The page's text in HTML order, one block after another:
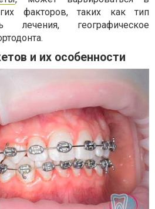
факторов, таких как тип
лечения, географическое
и их особенности